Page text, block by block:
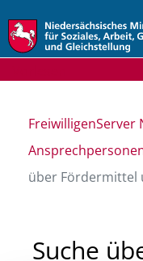
FreiwilligenServer
über Fördermittel
Suche